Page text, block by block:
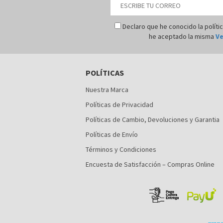
Declaro que he conocido la
he aceptado la misma
POLÍTICAS
Nuestra Marca
Políticas de Privacidad
Políticas de Cambio, Devoluciones y Garantia
Políticas de Envío
Términos y Condiciones
Encuesta de Satisfacción – Compras Online